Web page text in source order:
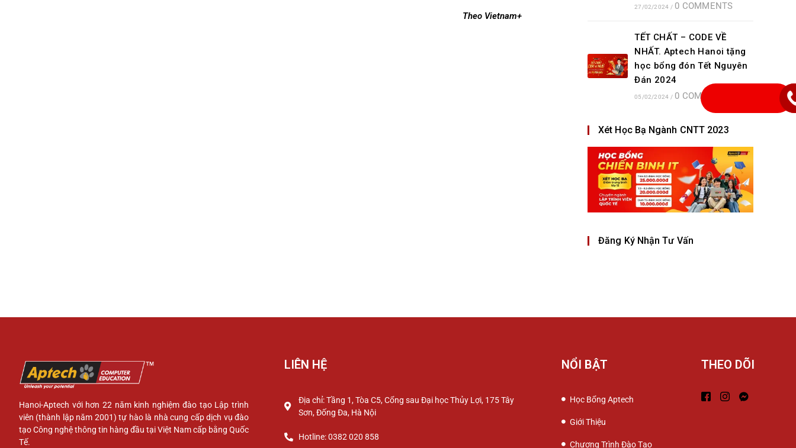
Theo Vietnam+
27/02/2024 / 0 COMMENTS
TẾT CHẤT – CODE VỀ
NHẤT. Aptech Hanoi tặng
học bổng đón Tết Nguyên
Đán 2024
05/02/2024 / 0 COMMENTS
Xét Học Bạ Ngành CNTT 2023
Đăng Ký Nhận Tư Vấn
Hanoi-Aptech với hơn 22 năm kinh nghiệm đào tạo Lập trình
viên (thành lập năm 2001) tự hào là nhà cung cấp dịch vụ đào
tạo Công nghệ thông tin hàng đầu tại Việt Nam cấp bằng Quốc
Tế.
LIÊN HỆ
Địa chỉ: Tầng 1, Tòa C5, Cổng sau Đại học Thủy Lợi, 175 Tây
Sơn, Đống Đa, Hà Nội
Hotline: 0382 020 858
NỔI BẬT
Học Bổng Aptech
Giới Thiệu
Chương Trình Đào Tạo
THEO DÕI